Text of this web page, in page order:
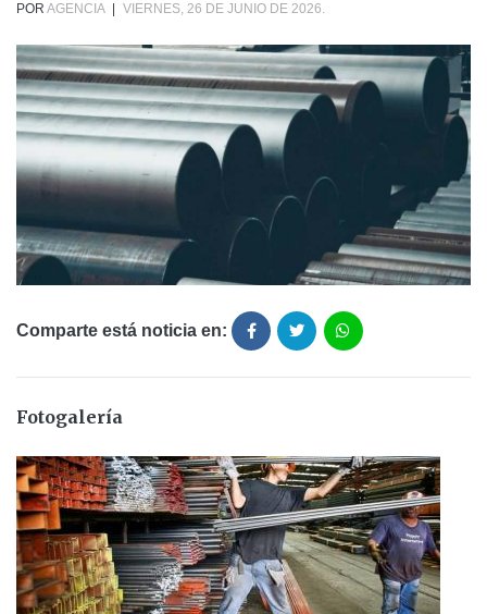
POR AGENCIA VIERNES, 26 DE JUNIO DE 2026.
Comparte está noticia en:
Fotogalería